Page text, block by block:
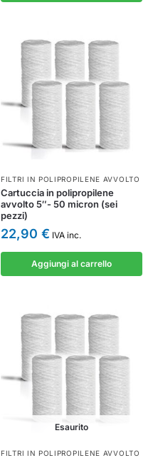
FILTRI IN POLIPROPILENE AVVOLTO
Cartuccia in polipropilene
avvolto 5″- 50 micron (sei
pezzi)
22,90 € IVA inc.
Aggiungi al carrello
Esaurito
FILTRI IN POLIPROPILENE AVVOLTO